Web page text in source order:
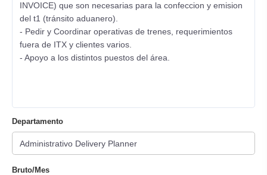
INVOICE) que son necesarias para la confeccion y emision
del t1 (tránsito aduanero).
- Pedir y Coordinar operativas de trenes, requerimientos
fuera de ITX y clientes varios.
- Apoyo a los distintos puestos del área.
Departamento
Bruto/Mes